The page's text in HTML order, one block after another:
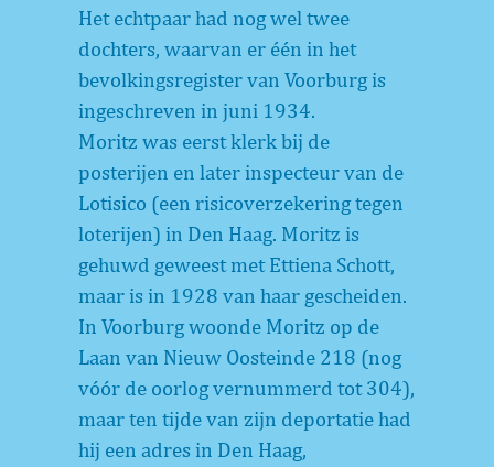
Het echtpaar had nog wel twee
dochters, waarvan er één in het
bevolkingsregister van Voorburg is
ingeschreven in juni 1934.
Moritz was eerst klerk bij de
posterijen en later inspecteur van de
Lotisico (een risicoverzekering tegen
loterijen) in Den Haag. Moritz is
gehuwd geweest met Ettiena Schott,
maar is in 1928 van haar gescheiden.
In Voorburg woonde Moritz op de
Laan van Nieuw Oosteinde 218 (nog
vóór de oorlog vernummerd tot 304),
maar ten tijde van zijn deportatie had
hij een adres in Den Haag,